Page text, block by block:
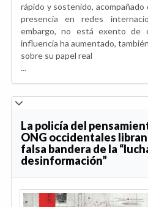
rápido y sostenido,
presencia en redes
embargo, no está exento de
influencia ha aumentado,
sobre su papel real
...
La policía del
ONG occidentales
falsa bandera de la
desinformación”